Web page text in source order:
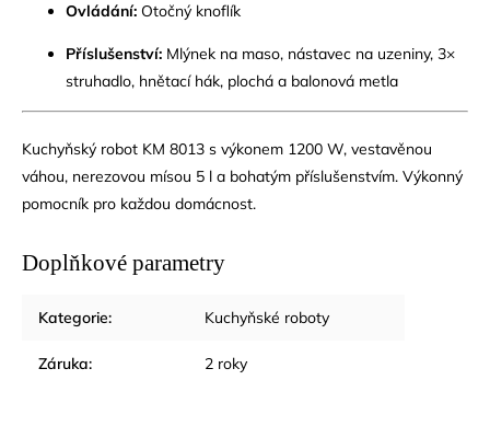
Ovládání: Otočný knoflík
Příslušenství: Mlýnek na maso, nástavec na uzeniny, 3×
struhadlo, hnětací hák, plochá a balonová metla
Kuchyňský robot KM 8013 s výkonem 1200 W, vestavěnou
váhou, nerezovou mísou 5 l a bohatým příslušenstvím. Výkonný
pomocník pro každou domácnost.
Doplňkové parametry
Kategorie: Kuchyňské roboty
Záruka: 2 roky